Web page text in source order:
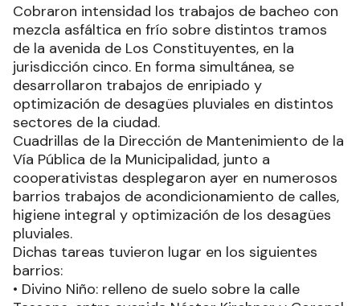
Cobraron intensidad los trabajos de bacheo con
mezcla asfáltica en frío sobre distintos tramos
de la avenida de Los Constituyentes, en la
jurisdicción cinco. En forma simultánea, se
desarrollaron trabajos de enripiado y
optimización de desagües pluviales en distintos
sectores de la ciudad.
Cuadrillas de la Dirección de Mantenimiento de la
Vía Pública de la Municipalidad, junto a
cooperativistas desplegaron ayer en numerosos
barrios trabajos de acondicionamiento de calles,
higiene integral y optimización de los desagües
pluviales.
Dichas tareas tuvieron lugar en los siguientes
barrios:
• Divino Niño: relleno de suelo sobre la calle